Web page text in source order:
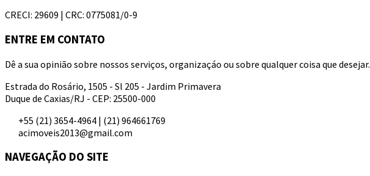
CRECI: 29609 | CRC: 0775081/0-9
ENTRE EM CONTATO
Dê a sua opinião sobre nossos serviços, organizaçáo ou sobre qualquer coisa que desejar.
Estrada do Rosário, 1505 - Sl 205 - Jardim Primavera
Duque de Caxias/RJ - CEP: 25500-000
+55 (21) 3654-4964 | (21) 964661769
acimoveis2013@gmail.com
NAVEGAÇÃO DO SITE